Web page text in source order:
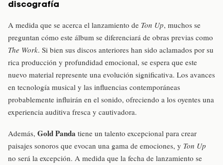
discografía
A medida que se acerca el lanzamiento de Ton Up, muchos se
preguntan cómo este álbum se diferenciará de obras previas como
The Work. Si bien sus discos anteriores han sido aclamados por su
rica producción y profundidad emocional, se espera que este
nuevo material represente una evolución significativa. Los avances
en tecnología musical y las influencias contemporáneas
probablemente influirán en el sonido, ofreciendo a los oyentes una
experiencia auditiva fresca y cautivadora.
Además, Gold Panda tiene un talento excepcional para crear
paisajes sonoros que evocan una gama de emociones, y Ton Up
no será la excepción. A medida que la fecha de lanzamiento se